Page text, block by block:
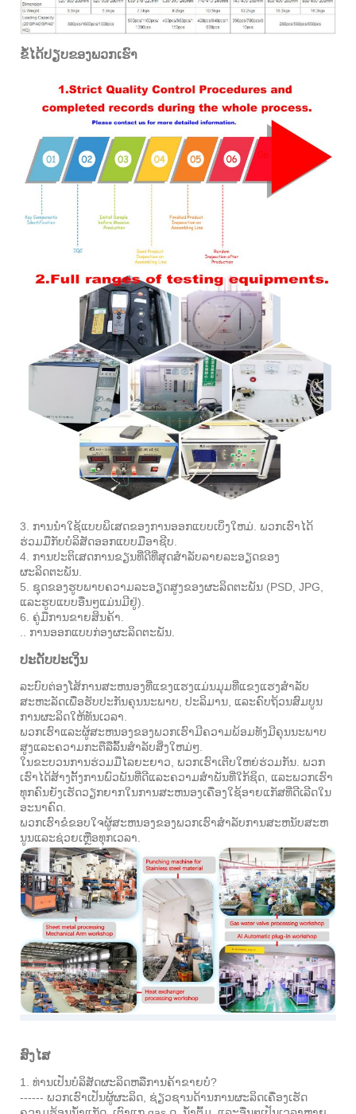
ຂໍ້ໄດ້ປຽບຂອງພວກເຮົາ
3. ການນໍາໃຊ້ແບບພິເສດຂອງການອອກແບບເບິ່ງໃຫມ່. ພວກເຮົາໄດ້
ຮ່ວມມືກັບບໍລິສັດອອກແບບມືອາຊີບ.
4. ການປະຕິເສດການຂຽນທີ່ດີທີ່ສຸດສໍາລັບລາຍລະອຽດຂອງ
ຜະລິດຕະພັນ.
5. ຊຸດຂອງຮູບພາບຄວາມລະອຽດສູງຂອງຜະລິດຕະພັນ (PSD, JPG,
ແລະຮູບແບບອື່ນໆແມ່ນມີຢູ່).
6. ຄູ່ມືການຂາຍສິນຄ້າ.
.. ການອອກແບບກ່ອງຜະລິດຕະພັນ.
ປະດັບປະເງິນ
ລະບົບຕ່ອງໂສ້ການສະຫນອງທີ່ແຂງແຮງແມ່ນມຸມທີ່ແຂງແຮງສໍາລັບ
ສະຫະລັດເພື່ອຮັບປະກັນຄຸນນະພາບ, ປະລິມານ, ແລະຄົບຖ້ວນສົມບູນ
ການຜະລິດໃຫ້ທັນເວລາ.
ພວກເຮົາແລະຜູ້ສະຫນອງຂອງພວກເຮົາມີຄວາມພ້ອມທັງມີຄຸນນະພາບ
ສູງແລະຄວາມກະຕືລືລົ້ນສໍາລັບສິ່ງໃຫມ່ໆ.
ໃນຂະບວນການຮ່ວມມືໄລຍະຍາວ, ພວກເຮົາເຕີບໃຫຍ່ຮ່ວມກັນ. ພວກ
ເຮົາໄດ້ສ້າງຕັ້ງການພົວພັນທີ່ດີແລະຄວາມສໍາພັນທີ່ໃກ້ຊິດ, ແລະພວກເຮົາ
ທຸກຄົນຍັງເຮັດວຽກຍາກໃນການສະຫນອງເຄື່ອງໃຊ້ອາຍແກັສທີ່ດີເລີດໃນ
ອະນາຄົດ.
ພວກເຮົາຂໍຂອບໃຈຜູ້ສະຫນອງຂອງພວກເຮົາສໍາລັບການສະຫນັບສະຫ
ນູນແລະຊ່ວຍເຫຼືອທຸກເວລາ.
ສົງໄສ
1. ທ່ານເປັນບໍລິສັດຜະລິດຫລືການຄ້າຂາຍບໍ?
------ ພວກເຮົາເປັນຜູ້ຜະລິດ, ຊ່ຽວຊານດ້ານການຜະລິດເຄື່ອງເຮັດ